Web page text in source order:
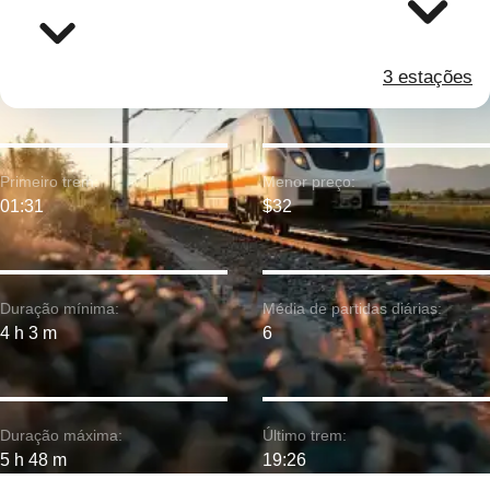
3 estações
Duração mínima:
4 h 3 m
Primeiro trem:
01:31
Duração máxima:
5 h 48 m
Menor preço:
$32
Média de partidas diárias:
6
Último trem:
19:26